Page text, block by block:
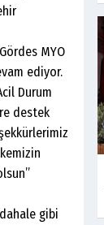
MYO
ediyor.
Durum
destek
gibi